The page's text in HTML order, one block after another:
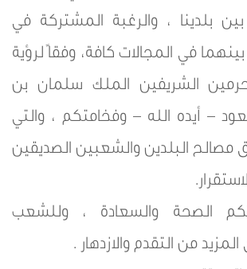
بين بلدينا ، والرغبة المشتركة في
في المجالات كافة، وفقاً لرؤية
الشريفين الملك سلمان بن
– أيده الله – وفخامتكم ، والتي
مصالح البلدين والشعبين الصديقين
الصحة والسعادة ، وللشعب
من التقدم والازدهار .